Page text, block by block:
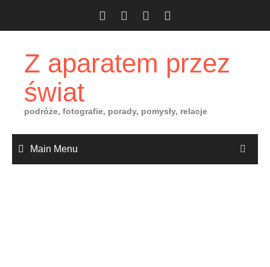
Z aparatem przez
świat
podróże, fotografie, porady, pomysły, relacje
Main Menu